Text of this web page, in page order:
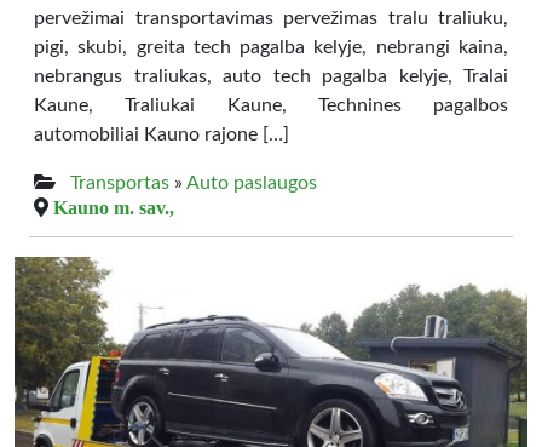
pervežimai transportavimas pervežimas tralu traliuku,
pigi, skubi, greita tech pagalba kelyje, nebrangi kaina,
nebrangus traliukas, auto tech pagalba kelyje, Tralai
Kaune, Traliukai Kaune, Technines pagalbos
automobiliai Kauno rajone […]
Transportas » Auto paslaugos
Kauno m. sav.,